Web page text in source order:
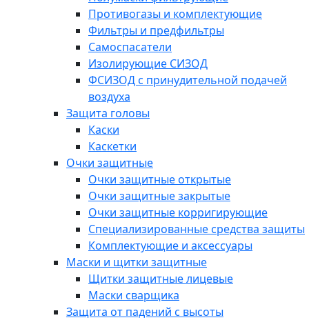
Противогазы и комплектующие
Фильтры и предфильтры
Самоспасатели
Изолирующие СИЗОД
ФСИЗОД с принудительной подачей
воздуха
Защита головы
Каски
Каскетки
Очки защитные
Очки защитные открытые
Очки защитные закрытые
Очки защитные корригирующие
Специализированные средства защиты
Комплектующие и аксессуары
Маски и щитки защитные
Щитки защитные лицевые
Маски сварщика
Защита от падений с высоты